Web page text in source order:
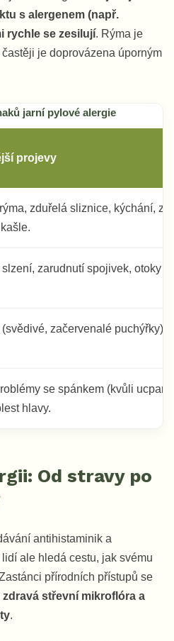
s alergenem (např.
rychle se zesilují. Rýma je
je doprovázena úporným
jarní pylové alergie
projevy
zduřelá sliznice, kýchání,
zarudnutí spojivek, otoky
(svědivé, začervenalé puchýřky),
se spánkem (kvůli
hlavy.
Od stravy po
antihistaminik a
ale hledá cestu, jak svému
přírodních přístupů se
zdravá střevní mikroflóra a
.